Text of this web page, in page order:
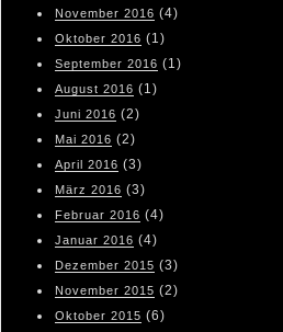
November 2016 (4)
Oktober 2016 (1)
September 2016 (1)
August 2016 (1)
Juni 2016 (2)
Mai 2016 (2)
April 2016 (3)
März 2016 (3)
Februar 2016 (4)
Januar 2016 (4)
Dezember 2015 (3)
November 2015 (2)
Oktober 2015 (6)